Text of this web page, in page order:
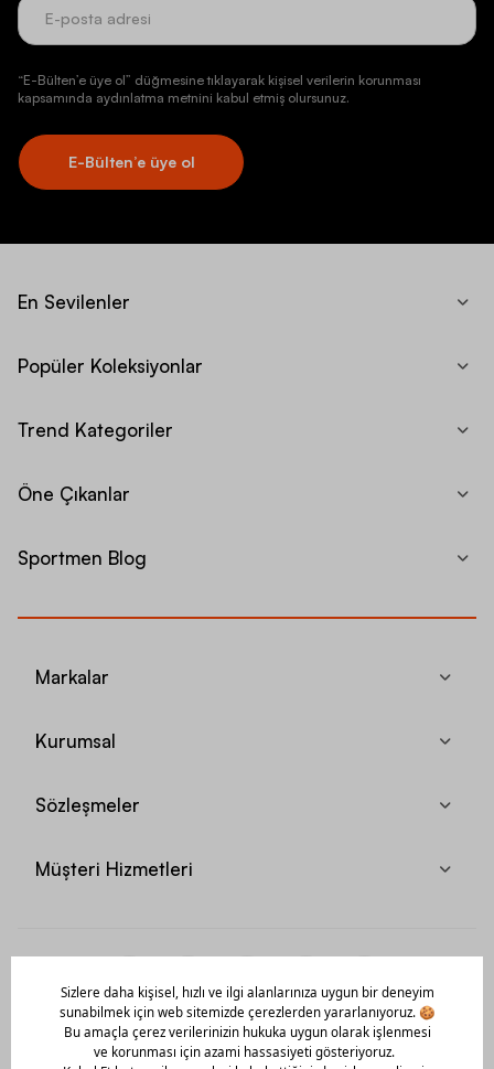
“E-Bülten’e üye ol” düğmesine tıklayarak kişisel verilerin korunması
kapsamında aydınlatma metnini kabul etmiş olursunuz.
E-Bülten’e üye ol
En Sevilenler
Popüler Koleksiyonlar
Trend Kategoriler
Öne Çıkanlar
Sportmen Blog
Markalar
Kurumsal
Sözleşmeler
Müşteri Hizmetleri
Mobil Uygulamamızı Hemen İndir!